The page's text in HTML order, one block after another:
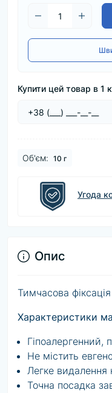
Купити цей товар в 1
Об'єм: 10 г
Угода
Опис
Тимчасова
Характеристики
Гіпоалергенний,
Не містить
Легке видалення
Точна посадка